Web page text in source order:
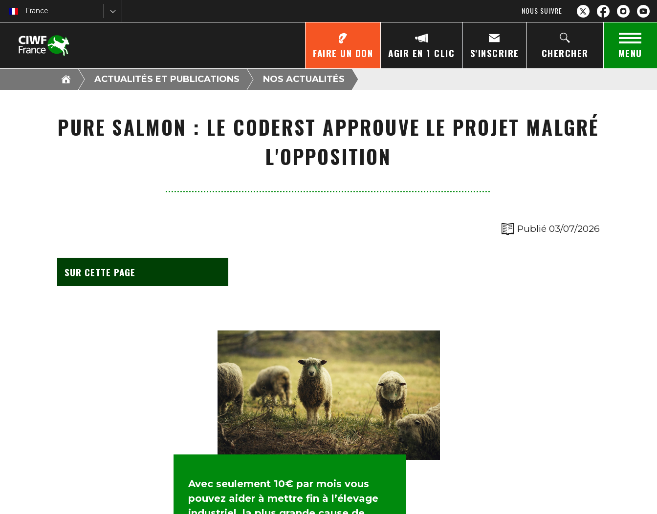
France NOUS SUIVRE
FAIRE UN DON AGIR EN 1 CLIC S'INSCRIRE CHERCHER MENU
ACTUALITÉS ET PUBLICATIONS NOS ACTUALITÉS
PURE SALMON : LE CODERST APPROUVE LE PROJET MALGRÉ
L'OPPOSITION
Publié 03/07/2026
SUR CETTE PAGE
Avec seulement 10€ par mois vous
pouvez aider à mettre fin à l’élevage